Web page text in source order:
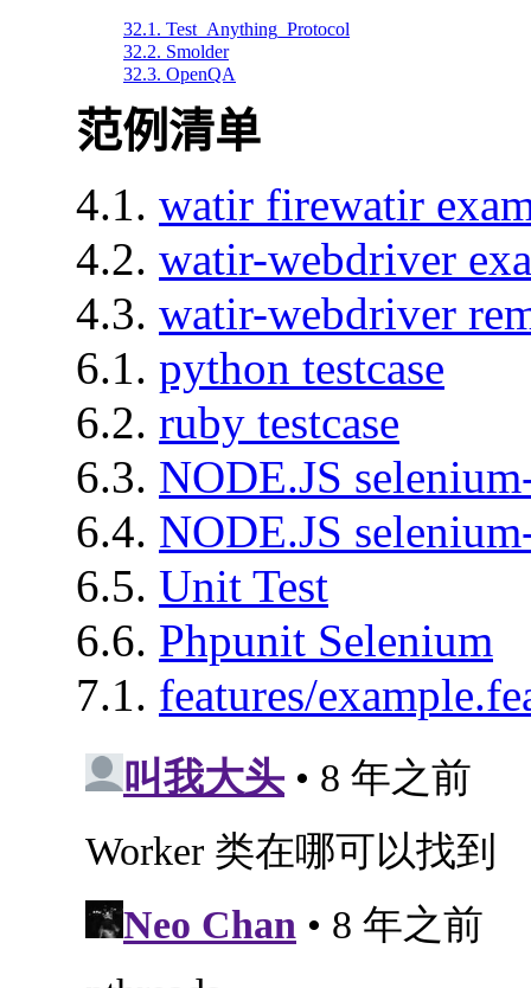
32.1. Test_Anything_Protocol
32.2. Smolder
32.3. OpenQA
范例清单
4.1. watir firewatir
4.2. watir-webdriver
4.3. watir-webdriver
6.1. python testcase
6.2. ruby testcase
6.3. NODE.JS
6.4. NODE.JS
6.5. Unit Test
6.6. Phpunit Selenium
7.1. features/